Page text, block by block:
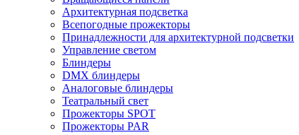
Архитектурная подсветка
Всепогодные прожекторы
Принадлежности для архитектурной подсветки
Управление светом
Блиндеры
DMX блиндеры
Аналоговые блиндеры
Театральный свет
Прожекторы SPOT
Прожекторы PAR